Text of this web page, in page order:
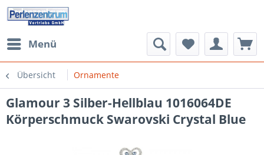
Menü
Übersicht Ornamente
Glamour 3 Silber-Hellblau 1016064DE
Körperschmuck Swarovski Crystal Blue